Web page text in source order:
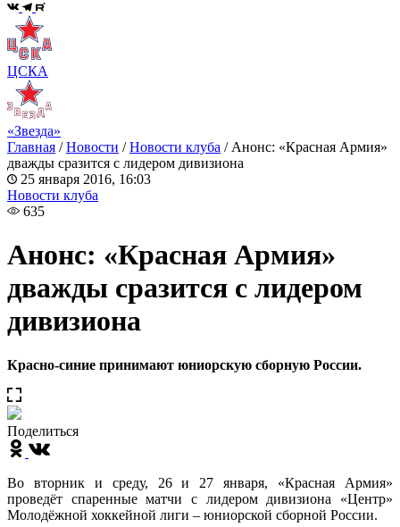
ЦСКА
«Звезда»
Главная /Новости /Новости клуба / Анонс: «Красная Армия»
дважды сразится с лидером дивизиона
25 января 2016, 16:03
Новости клуба
635
Анонс: «Красная Армия»
дважды сразится с лидером
дивизиона
Красно-синие принимают юниорскую сборную России.
Поделиться
Во вторник и среду, 26 и 27 января, «Красная Армия»
проведёт спаренные матчи с лидером дивизиона «Центр»
Молодёжной хоккейной лиги – юниорской сборной России.